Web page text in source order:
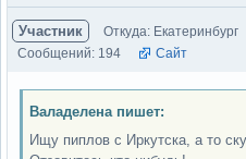
Участник Откуда: Екатеринбург
Сообщений: 194
Сайт
Валаделена пишет:
Ищу пиплов с Иркутска, а то